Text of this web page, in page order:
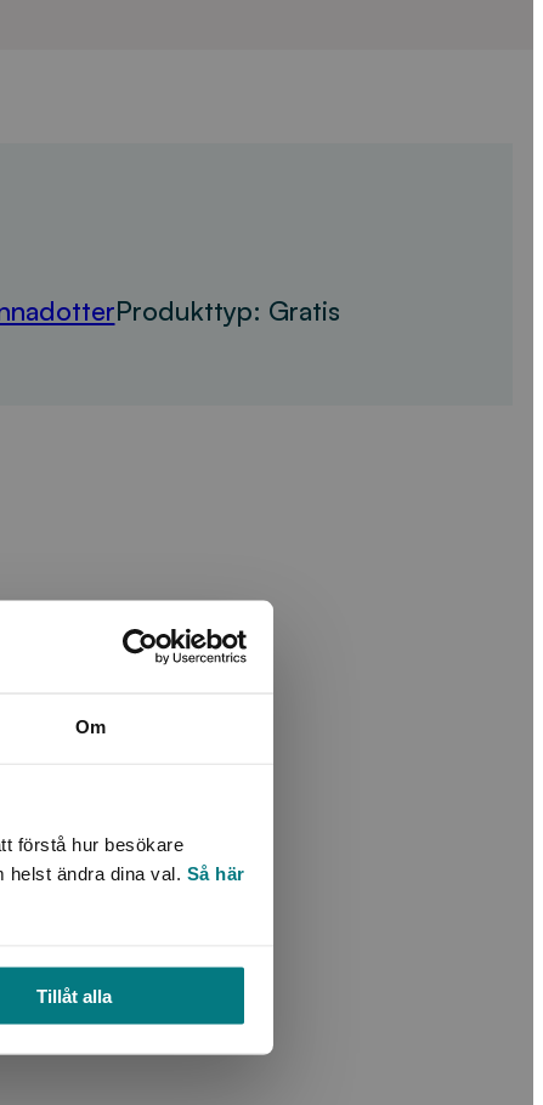
Om
förstå hur besökare
helst ändra dina val. Så här
Tillåt alla
Produkttyp: Gratis